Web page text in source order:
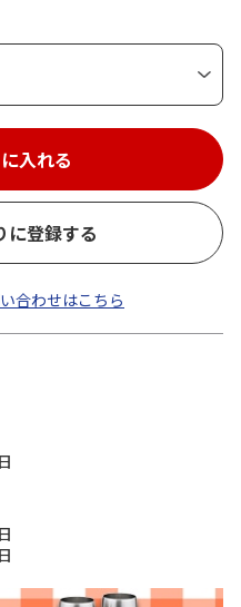
入れる
に登録する
合わせはこちら